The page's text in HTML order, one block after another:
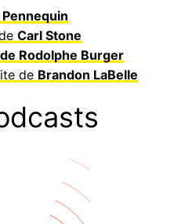
Carl Stone
Rodolphe Burger
de Brandon LaBelle